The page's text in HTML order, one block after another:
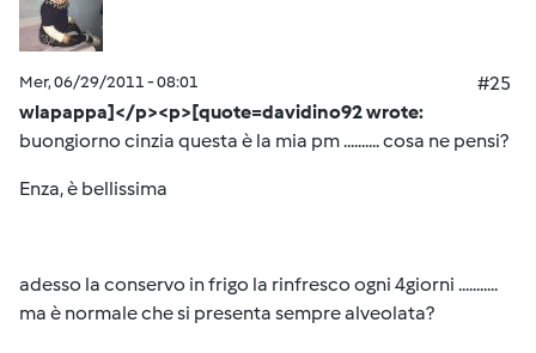
Mer, 06/29/2011 - 08:01
#25
wlapappa]</p><p>[quote=davidino92 wrote:
buongiorno cinzia questa è la mia pm .......... cosa ne pensi?
Enza, è bellissima
adesso la conservo in frigo la rinfresco ogni 4giorni ...........
ma è normale che si presenta sempre alveolata?